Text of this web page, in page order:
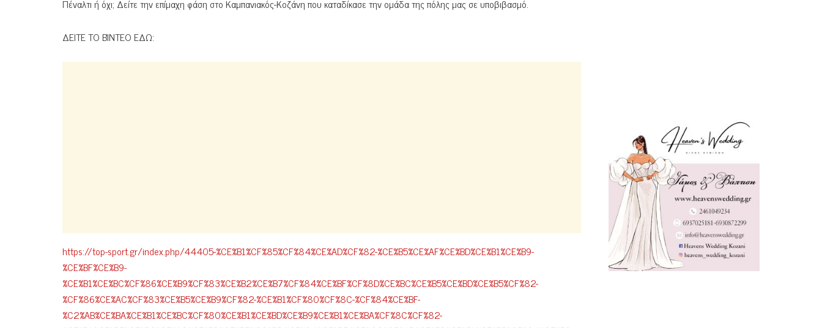
Πέναλτι ή όχι; Δείτε την επίμαχη φάση στο Καμπανιακός-Κοζάνη που καταδίκασε την ομάδα της πόλης μας σε υποβιβασμό.
ΔΕΙΤΕ ΤΟ ΒΊΝΤΕΟ ΕΔΩ:
https://top-sport.gr/index.php/44405-%CE%B1%CF%85%CF%84%CE%AD%CF%82-%CE%B5%CE%AF%CE%BD%CE%B1%CE%B9-
%CE%BF%CE%B9-
%CE%B1%CE%BC%CF%86%CE%B9%CF%83%CE%B2%CE%B7%CF%84%CE%BF%CF%8D%CE%BC%CE%B5%CE%BD%CE%B5%CF%82-
%CF%86%CE%AC%CF%83%CE%B5%CE%B9%CF%82-%CE%B1%CF%80%CF%8C-%CF%84%CE%BF-
%C2%AB%CE%BA%CE%B1%CE%BC%CF%80%CE%B1%CE%BD%CE%B9%CE%B1%CE%BA%CF%8C%CF%82-